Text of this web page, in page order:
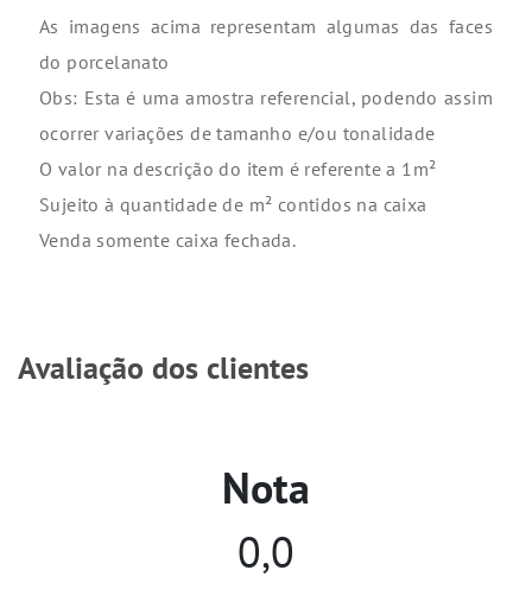
As imagens acima representam algumas das faces
do porcelanato
Obs: Esta é uma amostra referencial, podendo assim
ocorrer variações de tamanho e/ou tonalidade
O valor na descrição do item é referente a 1m²
Sujeito à quantidade de m² contidos na caixa
Venda somente caixa fechada.
Avaliação dos clientes
Nota
0,0